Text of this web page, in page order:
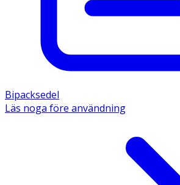
Bipacksedel
Läs noga före användning